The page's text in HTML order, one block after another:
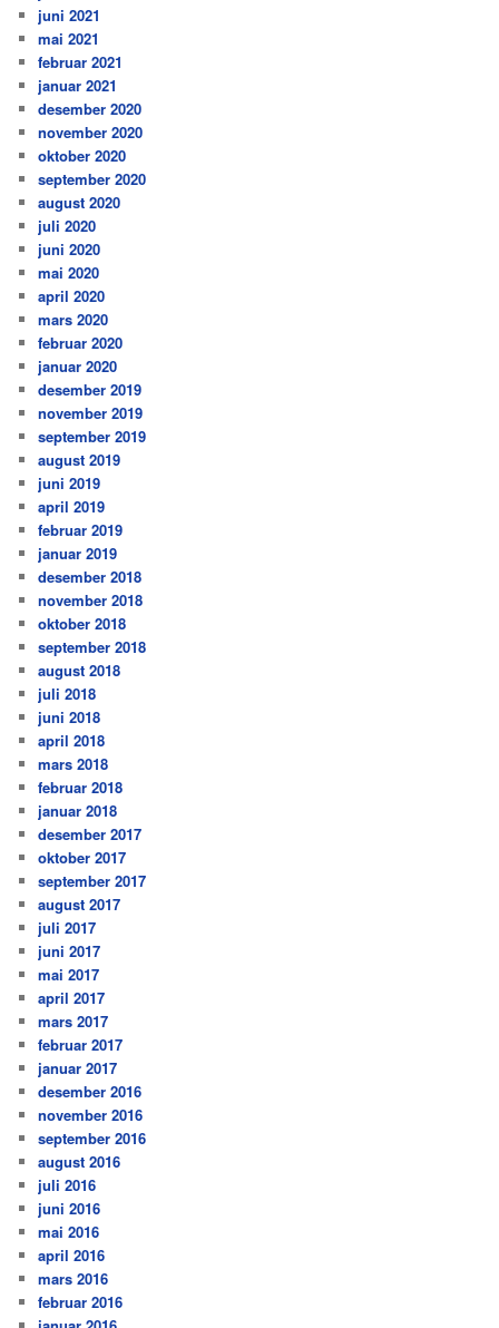
juni 2021
mai 2021
februar 2021
januar 2021
desember 2020
november 2020
oktober 2020
september 2020
august 2020
juli 2020
juni 2020
mai 2020
april 2020
mars 2020
februar 2020
januar 2020
desember 2019
november 2019
september 2019
august 2019
juni 2019
april 2019
februar 2019
januar 2019
desember 2018
november 2018
oktober 2018
september 2018
august 2018
juli 2018
juni 2018
april 2018
mars 2018
februar 2018
januar 2018
desember 2017
oktober 2017
september 2017
august 2017
juli 2017
juni 2017
mai 2017
april 2017
mars 2017
februar 2017
januar 2017
desember 2016
november 2016
september 2016
august 2016
juli 2016
juni 2016
mai 2016
april 2016
mars 2016
februar 2016